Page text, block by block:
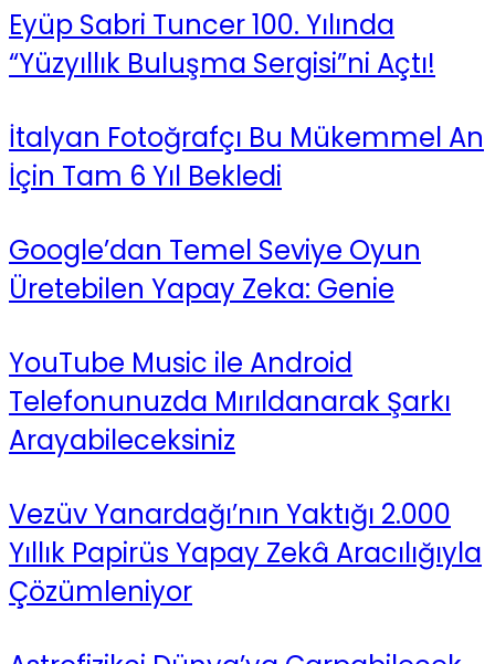
Eyüp Sabri Tuncer 100. Yılında
“Yüzyıllık Buluşma Sergisi”ni Açtı!
İtalyan Fotoğrafçı Bu Mükemmel An
İçin Tam 6 Yıl Bekledi
Google’dan Temel Seviye Oyun
Üretebilen Yapay Zeka: Genie
YouTube Music ile Android
Telefonunuzda Mırıldanarak Şarkı
Arayabileceksiniz
Vezüv Yanardağı’nın Yaktığı 2.000
Yıllık Papirüs Yapay Zekâ Aracılığıyla
Çözümleniyor